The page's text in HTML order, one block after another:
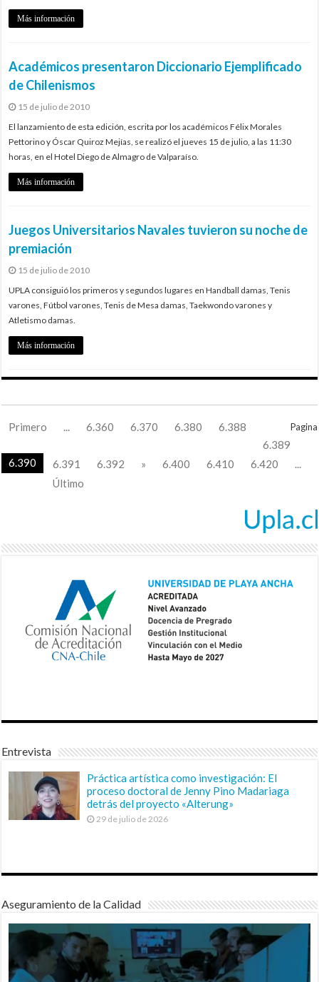
Más información
Académicos presentaron Diccionario Ejemplificado
de Chilenismos
15 de julio de 2010
El lanzamiento de esta edición, escrita por los académicos Félix Morales
Pettorino y Óscar Quiroz Mejías, se realizó el jueves 15 de julio, a las 11:30
horas, en el Hotel Diego de Almagro de Valparaíso.
Más información
Juegos Universitarios Navales tuvieron su noche de
premiación
15 de julio de 2010
UPLA consiguió los primeros y segundos lugares en Handball damas, Tenis
varones, Fútbol varones, Tenis de Mesa damas, Taekwondo varones y
Atletismo damas.
Más información
Pagina
Primero 6.360 6.370 6.380
6.388
6.389
6.390
6.391 6.392 » 6.400 6.410 6.420
Último
Entrevista
Práctica artística como investigación: El
proceso doctoral de Jenny Pino Madariaga
detrás del proyecto «Alterung»
29 de julio de 2026
Aseguramiento de la Calidad